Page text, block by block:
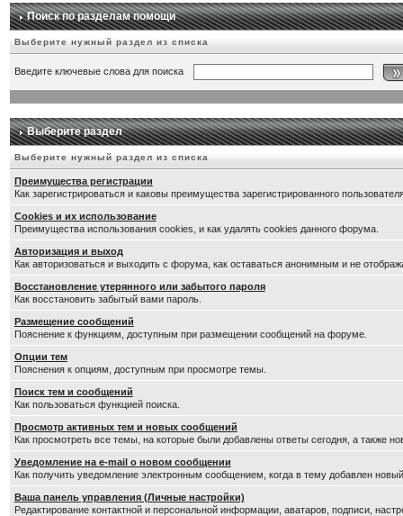
Поиск по разделам помощи
Выберите нужный раздел из списка
Введите ключевые слова для поиска
Выберите раздел
Выберите нужный раздел из списка
Преимущества регистрации
Как зарегистрироваться и каковы преимущества зарегистрированного
Cookies и их использование
Преимущества использования cookies, и как удалять cookies данного форума.
Авторизация и выход
Как авторизоваться и выходить с форума, как оставаться анонимным и не
Восстановление утерянного или забытого пароля
Как восстановить забытый вами пароль.
Размещение сообщений
Пояснение к функциям, доступным при размещении сообщений на форуме.
Опции тем
Пояснения к опциям, доступным при просмотре темы.
Поиск тем и сообщений
Как пользоваться функцией поиска.
Просмотр активных тем и новых сообщений
Как просмотреть все темы, на которые были добавлены ответы сегодня, а также
Уведомление на е-mail о новом сообщении
Как получить уведомление электронным сообщением, когда в тему добавлен новый
Ваша панель управления (Личные настройки)
Редактирование контактной и персональной информации, аватаров, подписи,